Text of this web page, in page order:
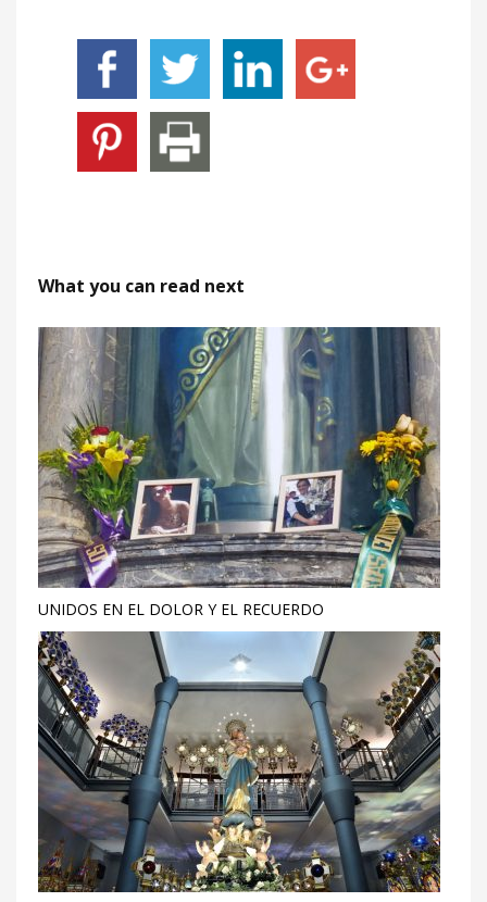
What you can read next
UNIDOS EN EL DOLOR Y EL RECUERDO